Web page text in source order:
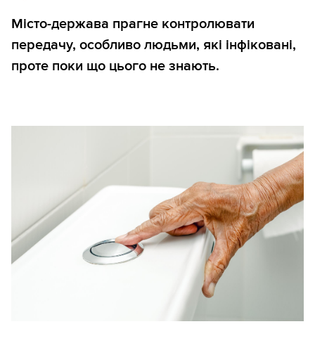
Місто-держава прагне контролювати
передачу, особливо людьми, які інфіковані,
проте поки що цього не знають.